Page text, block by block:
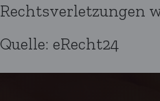
Rechtsverletzungen
Quelle: eRecht24